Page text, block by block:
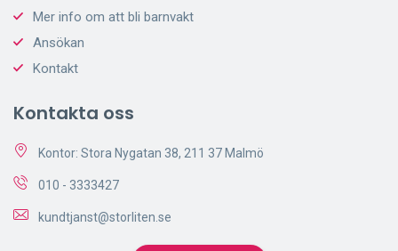
Mer info om att bli barnvakt
Ansökan
Kontakt
Kontakta oss
Kontor: Stora Nygatan 38, 211 37 Malmö
010 - 3333427
kundtjanst@storliten.se